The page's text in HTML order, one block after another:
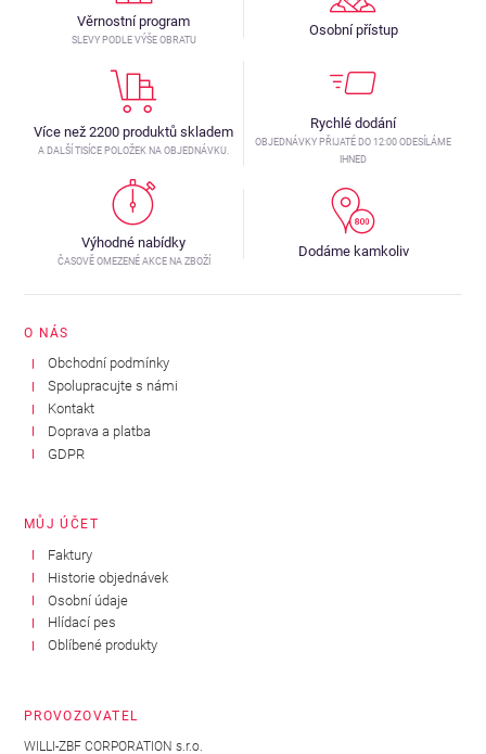
Věrnostní program
SLEVY PODLE VÝŠE OBRATU
Osobní přístup
Více než 2200 produktů skladem
A DALŠÍ TISÍCE POLOŽEK NA OBJEDNÁVKU.
Rychlé dodání
OBJEDNÁVKY PŘIJATÉ DO 12:00 ODESÍLÁME
IHNED
Výhodné nabídky
ČASOVĚ OMEZENÉ AKCE NA ZBOŽÍ
Dodáme kamkoliv
O NÁS
Obchodní podmínky
Spolupracujte s námi
Kontakt
Doprava a platba
GDPR
MŮJ ÚČET
Faktury
Historie objednávek
Osobní údaje
Hlídací pes
Oblíbené produkty
PROVOZOVATEL
WILLI-ZBF CORPORATION s.r.o.